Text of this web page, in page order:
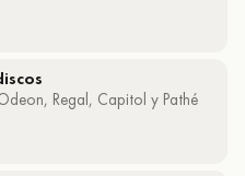
Regal, Capitol y Pathé